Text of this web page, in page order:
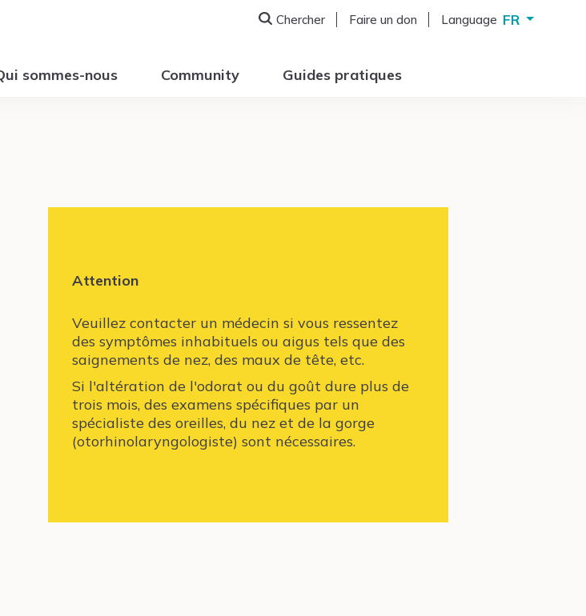
sommes-nous Community Guides pratiques
Chercher Faire un don Language FR
Attention
Veuillez contacter un médecin si vous ressentez
des symptômes inhabituels ou aigus tels que des
saignements de nez, des maux de tête, etc.
Si l'altération de l'odorat ou du goût dure plus de
trois mois, des examens spécifiques par un
spécialiste des oreilles, du nez et de la gorge
(otorhinolaryngologiste) sont nécessaires.